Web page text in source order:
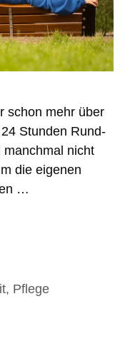
schon mehr über
Stunden Rund-
manchmal nicht
die eigenen
…
, Pflege